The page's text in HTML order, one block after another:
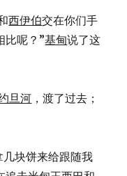
西伊伯交在你们手
比呢？”基甸说了这
旦河 ，渡了过去；
几块饼来给跟随我